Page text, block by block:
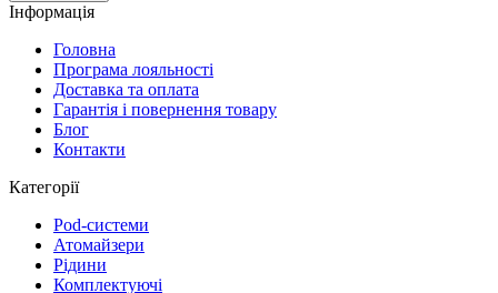
Інформація
Головна
Програма лояльності
Доставка та оплата
Гарантія і повернення товару
Блог
Контакти
Категорії
Pod-системи
Атомайзери
Рідини
Комплектуючі